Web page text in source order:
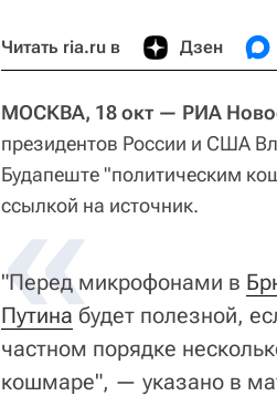
Читать ria.ru в Дзен
МОСКВА, 18 окт — РИА
президентов России и США
Будапеште "политическим
ссылкой на источник.
«
"Перед микрофонами в
Путина будет полезной,
частном порядке
кошмаре", — указано в